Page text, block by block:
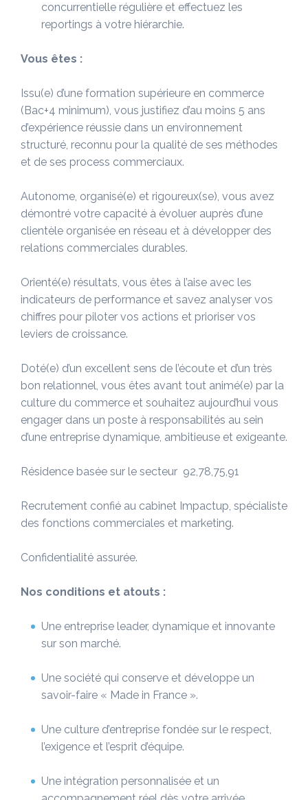
concurrentielle régulière et effectuez les
reportings à votre hiérarchie.
Vous êtes :
Issu(e) d’une formation supérieure en commerce
(Bac+4 minimum), vous justifiez d’au moins 5 ans
d’expérience réussie dans un environnement
structuré, reconnu pour la qualité de ses méthodes
et de ses process commerciaux.
Autonome, organisé(e) et rigoureux(se), vous avez
démontré votre capacité à évoluer auprès d’une
clientèle organisée en réseau et à développer des
relations commerciales durables.
Orienté(e) résultats, vous êtes à l’aise avec les
indicateurs de performance et savez analyser vos
chiffres pour piloter vos actions et prioriser vos
leviers de croissance.
Doté(e) d’un excellent sens de l’écoute et d’un très
bon relationnel, vous êtes avant tout animé(e) par la
culture du commerce et souhaitez aujourd’hui vous
engager dans un poste à responsabilités au sein
d’une entreprise dynamique, ambitieuse et exigeante.
Résidence basée sur le secteur 92,78,75,91
Recrutement confié au cabinet Impactup, spécialiste
des fonctions commerciales et marketing.
Confidentialité assurée.
Nos conditions et atouts :
Une entreprise leader, dynamique et innovante
sur son marché.
Une société qui conserve et développe un
savoir-faire « Made in France ».
Une culture d’entreprise fondée sur le respect,
l’exigence et l’esprit d’équipe.
Une intégration personnalisée et un